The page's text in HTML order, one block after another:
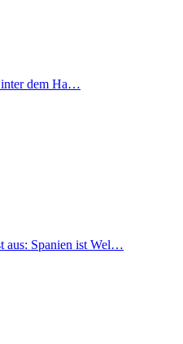
dem Ha…
aus: Spanien ist Wel…